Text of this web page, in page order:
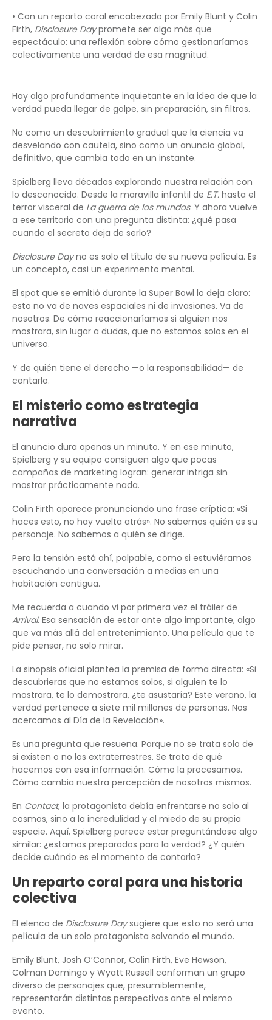
• Con un reparto coral encabezado por Emily Blunt y Colin
Firth, Disclosure Daypromete ser algo más que
espectáculo: una reflexión sobre cómo gestionaríamos
colectivamente una verdad de esa magnitud.
Hay algo profundamente inquietante en la idea de que la
verdad pueda llegar de golpe, sin preparación, sin filtros.
No como un descubrimiento gradual que la ciencia va
desvelando con cautela, sino como un anuncio global,
definitivo, que cambia todo en un instante.
Spielberg lleva décadas explorando nuestra relación con
lo desconocido. Desde la maravilla infantil de E.T. hasta el
terror visceral de La guerra de los mundos. Y ahora vuelve
a ese territorio con una pregunta distinta: ¿qué pasa
cuando el secreto deja de serlo?
Disclosure Dayno es solo el título de su nueva película. Es
un concepto, casi un experimento mental.
El spot que se emitió durante la Super Bowl lo deja claro:
esto no va de naves espaciales ni de invasiones. Va de
nosotros. De cómo reaccionaríamos si alguien nos
mostrara, sin lugar a dudas, que no estamos solos en el
universo.
Y de quién tiene el derecho —o la responsabilidad— de
contarlo.
El misterio como estrategia
narrativa
El anuncio dura apenas un minuto. Y en ese minuto,
Spielberg y su equipo consiguen algo que pocas
campañas de marketing logran: generar intriga sin
mostrar prácticamente nada.
Colin Firth aparece pronunciando una frase críptica: «Si
haces esto, no hay vuelta atrás». No sabemos quién es su
personaje. No sabemos a quién se dirige.
Pero la tensión está ahí, palpable, como si estuviéramos
escuchando una conversación a medias en una
habitación contigua.
Me recuerda a cuando vi por primera vez el tráiler de
Arrival. Esa sensación de estar ante algo importante, algo
que va más allá del entretenimiento. Una película que te
pide pensar, no solo mirar.
La sinopsis oficial plantea la premisa de forma directa: «Si
descubrieras que no estamos solos, si alguien te lo
mostrara, te lo demostrara, ¿te asustaría? Este verano, la
verdad pertenece a siete mil millones de personas. Nos
acercamos al Día de la Revelación».
Es una pregunta que resuena. Porque no se trata solo de
si existen o no los extraterrestres. Se trata de qué
hacemos con esa información. Cómo la procesamos.
Cómo cambia nuestra percepción de nosotros mismos.
En Contact, la protagonista debía enfrentarse no solo al
cosmos, sino a la incredulidad y el miedo de su propia
especie. Aquí, Spielberg parece estar preguntándose algo
similar: ¿estamos preparados para la verdad? ¿Y quién
decide cuándo es el momento de contarla?
Un reparto coral para una historia
colectiva
El elenco de Disclosure Daysugiere que esto no será una
película de un solo protagonista salvando el mundo.
Emily Blunt, Josh O’Connor, Colin Firth, Eve Hewson,
Colman Domingo y Wyatt Russell conforman un grupo
diverso de personajes que, presumiblemente,
representarán distintas perspectivas ante el mismo
evento.